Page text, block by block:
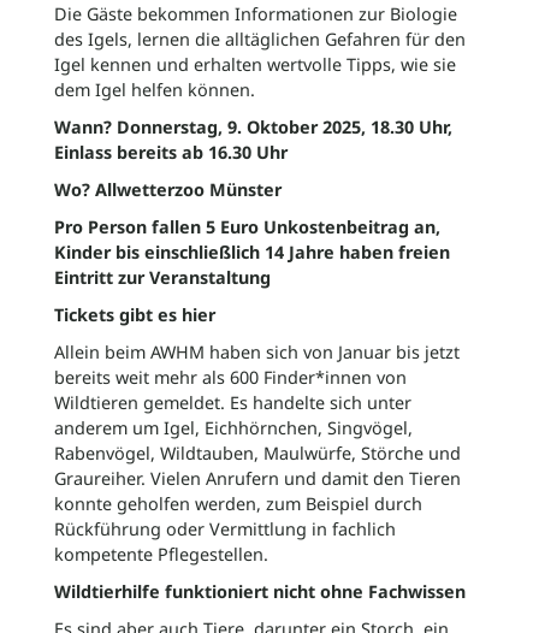
Die Gäste bekommen Informationen zur Biologie
des Igels, lernen die alltäglichen Gefahren für den
Igel kennen und erhalten wertvolle Tipps, wie sie
dem Igel helfen können.
Wann? Donnerstag, 9. Oktober 2025, 18.30 Uhr,
Einlass bereits ab 16.30 Uhr
Wo? Allwetterzoo Münster
Pro Person fallen 5 Euro Unkostenbeitrag an,
Kinder bis einschließlich 14 Jahre haben freien
Eintritt zur Veranstaltung
Tickets gibt es hier
Allein beim AWHM haben sich von Januar bis jetzt
bereits weit mehr als 600 Finder*innen von
Wildtieren gemeldet. Es handelte sich unter
anderem um Igel, Eichhörnchen, Singvögel,
Rabenvögel, Wildtauben, Maulwürfe, Störche und
Graureiher. Vielen Anrufern und damit den Tieren
konnte geholfen werden, zum Beispiel durch
Rückführung oder Vermittlung in fachlich
kompetente Pflegestellen.
Wildtierhilfe funktioniert nicht ohne Fachwissen
Es sind aber auch Tiere, darunter ein Storch, ein